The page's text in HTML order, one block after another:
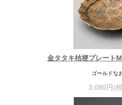
金タタキ桔梗プレート
ゴールドな
3,080円(